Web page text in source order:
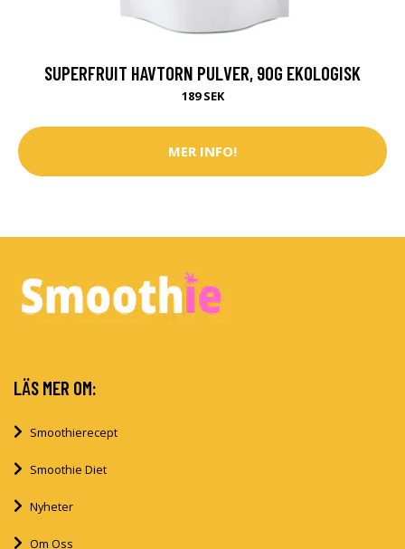
SUPERFRUIT HAVTORN PULVER, 90G EKOLOGISK
189 SEK
MER INFO!
LÄS MER OM:
Smoothierecept
Smoothie Diet
Nyheter
Om Oss